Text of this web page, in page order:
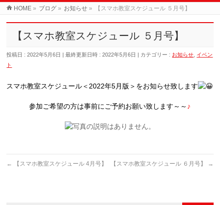
HOME » ブログ » お知らせ » 【スマホ教室スケジュール ５月号】
【スマホ教室スケジュール ５月号】
投稿日 : 2022年5月6日 最終更新日時 : 2022年5月6日 カテゴリー : お知らせ イベン
ト
スマホ教室スケジュール＜2022年5月版＞をお知らせ致します
参加ご希望の方は事前にご予約お願い致します～～ ♪
← 【スマホ教室スケジュール 4月号】 【スマホ教室スケジュール ６月号】 →